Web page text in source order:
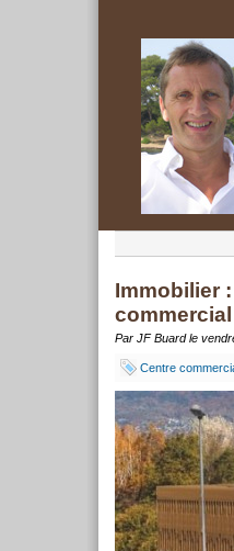
Immobilier
Par JF Buard le
Centre